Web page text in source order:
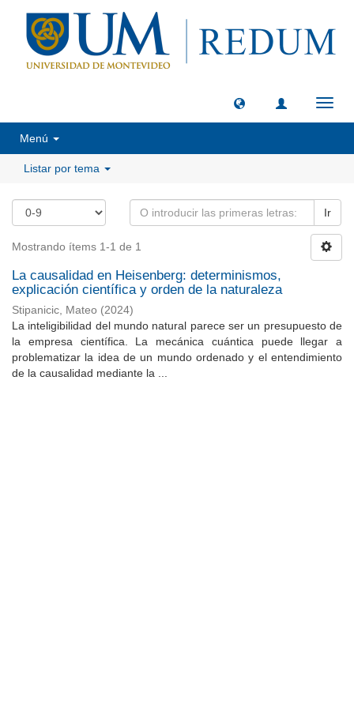
Menú
Listar por tema
Ir
Mostrando ítems 1-1 de 1
La causalidad en Heisenberg: determinismos,
explicación científica y orden de la naturaleza
Stipanicic, Mateo (2024)
La inteligibilidad del mundo natural parece ser un presupuesto de
la empresa científica. La mecánica cuántica puede llegar a
problematizar la idea de un mundo ordenado y el entendimiento
de la causalidad mediante la ...